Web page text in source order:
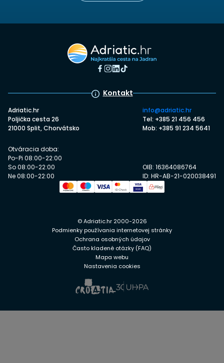
Kontakt
Adriatic.hr
Poljička cesta 26
21000 Split, Chorvátsko
info@adriatic.hr
Tel: +385 21 456 456
Mob: +385 91 234 5641
Otváracia doba:
Po-Pi 08:00-22:00
So 08:00-22:00
Ne 08:00-22:00
OIB: 16364086764
ID: HR-AB-21-020038491
© Adriatic.hr 2000-2026
Podmienky používania internetovej stránky
Ochrana osobných údajov
Často kladené otázky (FAQ)
Mapa webu
Nastavenia cookies